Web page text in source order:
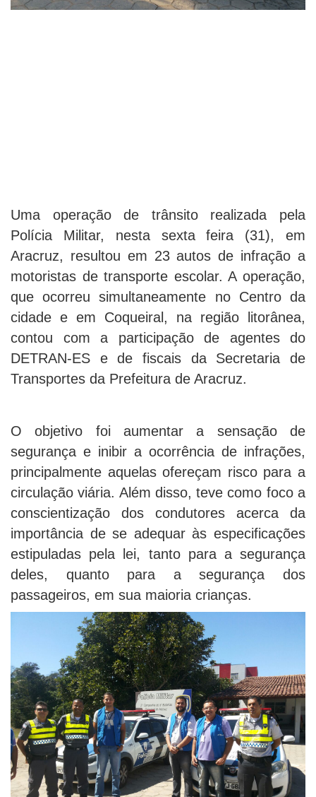
Uma operação de trânsito realizada pela
Polícia Militar, nesta sexta feira (31), em
Aracruz, resultou em 23 autos de infração a
motoristas de transporte escolar. A operação,
que ocorreu simultaneamente no Centro da
cidade e em Coqueiral, na região litorânea,
contou com a participação de agentes do
DETRAN-ES e de fiscais da Secretaria de
Transportes da Prefeitura de Aracruz.
O objetivo foi aumentar a sensação de
segurança e inibir a ocorrência de infrações,
principalmente aquelas ofereçam risco para a
circulação viária. Além disso, teve como foco a
conscientização dos condutores acerca da
importância de se adequar às especificações
estipuladas pela lei, tanto para a segurança
deles, quanto para a segurança dos
passageiros, em sua maioria crianças.